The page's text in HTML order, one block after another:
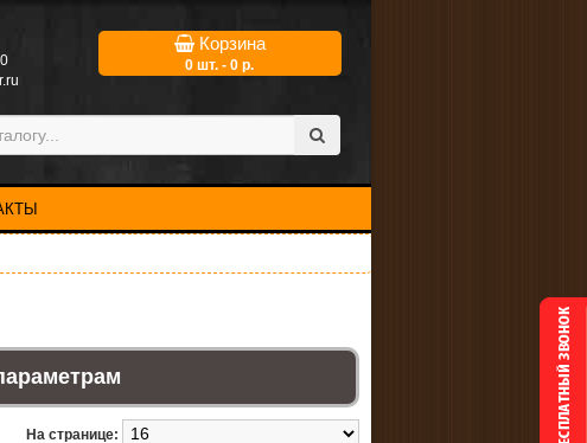
Корзина
0 шт. - 0 р.
На странице: